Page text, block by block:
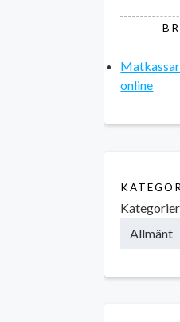
online
Kategorier